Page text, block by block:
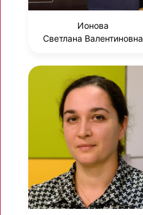
Ионова
Светлана Валентиновна